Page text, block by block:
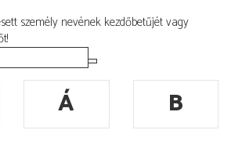
személy nevének kezdőbetűjét vagy
Á
B